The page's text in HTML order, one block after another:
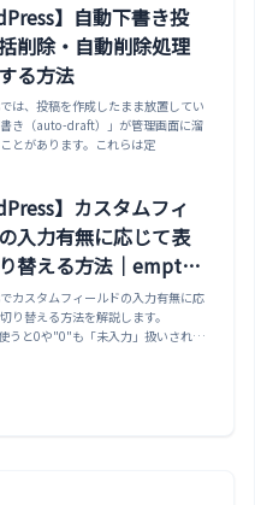
】自動下書き投
削除・自動削除処理
る方法
は、投稿を作成したまま放置してい
き（auto-draft）」が管理画面に溜
とがあります。これらは定
】カスタムフィ
入力有無に応じて表
替える方法｜empty()
の罠に注意
カスタムフィールドの入力有無に応
り替える方法を解説します。
うと0や"0"も「未入力」扱いされて